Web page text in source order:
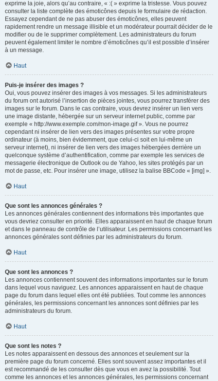
exprime la joie, alors qu’au contraire, « :( » exprime la tristesse. Vous pouvez
consulter la liste complète des émoticônes depuis le formulaire de rédaction.
Essayez cependant de ne pas abuser des émoticônes, elles peuvent
rapidement rendre un message illisible et un modérateur pourrait décider de le
modifier ou de le supprimer complètement. Les administrateurs du forum
peuvent également limiter le nombre d’émoticônes qu’il est possible d’insérer
à un message.
Haut
Puis-je insérer des images ?
Oui, vous pouvez insérer des images à vos messages. Si les administrateurs
du forum ont autorisé l’insertion de pièces jointes, vous pourrez transférer des
images sur le forum. Dans le cas contraire, vous devrez insérer un lien vers
une image distante, hébergée sur un serveur internet public, comme par
exemple « http://www.exemple.com/mon-image.gif ». Vous ne pourrez
cependant ni insérer de lien vers des images présentes sur votre propre
ordinateur (à moins, bien évidemment, que celui-ci soit en lui-même un
serveur internet), ni insérer de lien vers des images hébergées derrière un
quelconque système d’authentification, comme par exemple les services de
messagerie électronique de Outlook ou de Yahoo, les sites protégés par un
mot de passe, etc. Pour insérer une image, utilisez la balise BBCode « [img] ».
Haut
Que sont les annonces générales ?
Les annonces générales contiennent des informations très importantes que
vous devriez consulter en priorité. Elles apparaissent en haut de chaque forum
et dans le panneau de contrôle de l’utilisateur. Les permissions concernant les
annonces générales sont définies par les administrateurs du forum.
Haut
Que sont les annonces ?
Les annonces contiennent souvent des informations importantes sur le forum
dans lequel vous naviguez. Les annonces apparaissent en haut de chaque
page du forum dans lequel elles ont été publiées. Tout comme les annonces
générales, les permissions concernant les annonces sont définies par les
administrateurs du forum.
Haut
Que sont les notes ?
Les notes apparaissent en dessous des annonces et seulement sur la
première page du forum concerné. Elles sont souvent assez importantes et il
est recommandé de les consulter dès que vous en avez la possibilité. Tout
comme les annonces et les annonces générales, les permissions concernant